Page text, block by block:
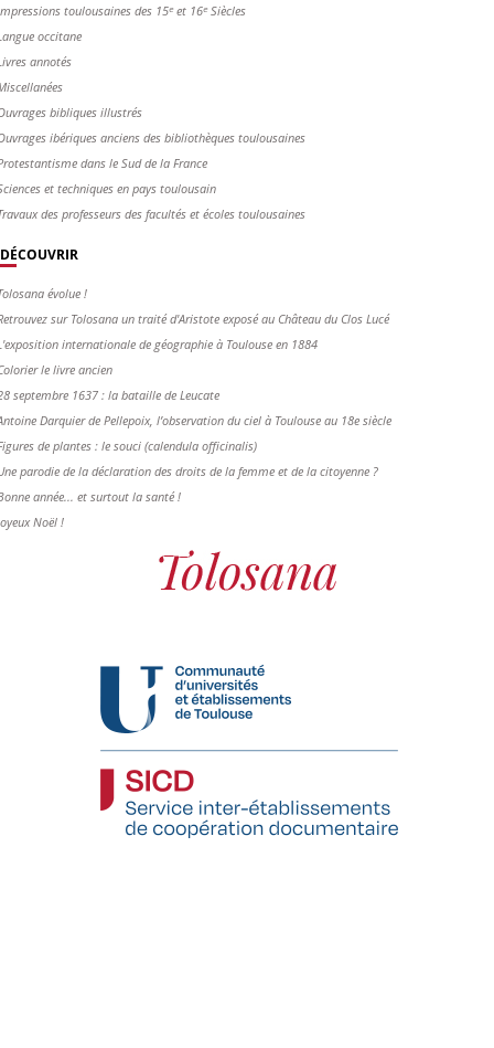
toulousaines des 15ᵉ et 16ᵉ Siècles
occitane
annotés
bibliques illustrés
ibériques anciens des bibliothèques toulousaines
dans le Sud de la France
et techniques en pays toulousain
des professeurs des facultés et écoles toulousaines
DÉCOUVRIR
évolue !
sur Tolosana un traité d'Aristote exposé au Château du Clos Lucé
internationale de géographie à Toulouse en 1884
le livre ancien
septembre 1637 : la bataille de Leucate
Darquier de Pellepoix, l’observation du ciel à Toulouse au 18e siècle
de plantes : le souci (calendula officinalis)
parodie de la déclaration des droits de la femme et de la citoyenne ?
année... et surtout la santé !
Noël !